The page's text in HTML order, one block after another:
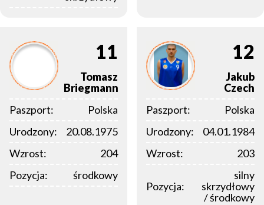
11
Tomasz
Briegmann
Paszport:
Polska
Urodzony:
20.08.1975
Wzrost:
204
Pozycja:
środkowy
12
Jakub
Czech
Paszport:
Polska
Urodzony:
04.01.1984
Wzrost:
203
Pozycja:
silny
skrzydłowy
/ środkowy